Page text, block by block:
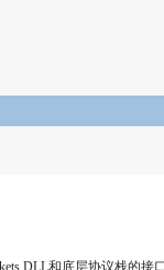
DLL和底层协议栈的接